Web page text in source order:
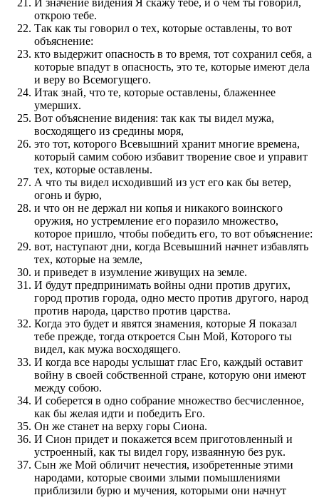
открою тебе.
Так как ты говорил о тех, которые оставлены, то вот
объяснение:
кто выдержит опасность в то время, тот сохранил себя, а
которые впадут в опасность, это те, которые имеют дела
и веру во Всемогущего.
Итак знай, что те, которые оставлены, блаженнее
умерших.
Вот объяснение видения: так как ты видел мужа,
восходящего из средины моря,
это тот, которого Всевышний хранит многие времена,
который самим собою избавит творение свое и управит
тех, которые оставлены.
А что ты видел исходивший из уст его как бы ветер,
огонь и бурю,
и что он не держал ни копья и никакого воинского
оружия, но устремление его поразило множество,
которое пришло, чтобы победить его, то вот объяснение:
вот, наступают дни, когда Всевышний начнет избавлять
тех, которые на земле,
и приведет в изумление живущих на земле.
И будут предпринимать войны одни против других,
город против города, одно место против другого, народ
против народа, царство против царства.
Когда это будет и явятся знамения, которые Я показал
тебе прежде, тогда откроется Сын Мой, Которого ты
видел, как мужа восходящего.
И когда все народы услышат глас Его, каждый оставит
войну в своей собственной стране, которую они имеют
между собою.
И соберется в одно собрание множество бесчисленное,
как бы желая идти и победить Его.
Он же станет на верху горы Сиона.
И Сион придет и покажется всем приготовленный и
устроенный, как ты видел гору, изваянную без рук.
Сын же Мой обличит нечестия, изобретенные этими
народами, которые своими злыми помышлениями
приблизили бурю и мучения, которыми они начнут